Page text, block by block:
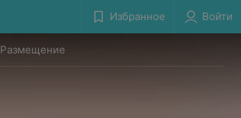
Избранное Войти
Размещение